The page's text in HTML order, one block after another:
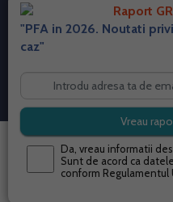
Raport
"PFA in 2026. Noutati
caz"
Da, vreau informatii
Sunt de acord ca
conform Regulamentul
RSS Flux RSS 2.0
Despre cookies
Termeni si conditii
© 2026 portalpfa.ro.